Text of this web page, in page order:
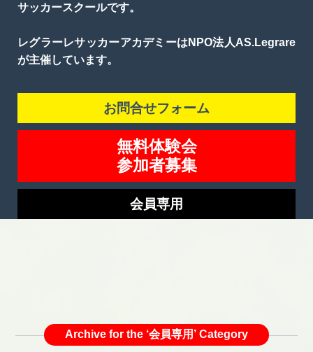
サッカースクールです。
レグラーレサッカーアカデミーはNPO法人AS.Legrare
が主催しています。
お問合せフォーム
無料体験会
参加者募集
会員専用
Archive for the ‘会員専用’ Category